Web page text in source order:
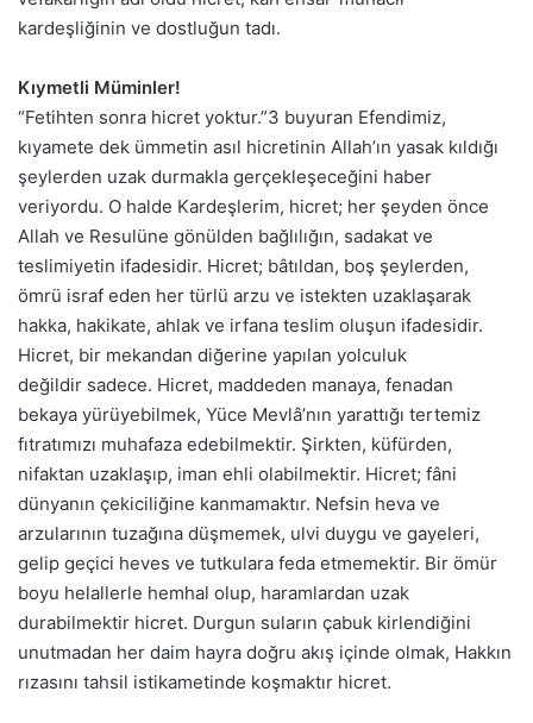
kardeşliğinin ve dostluğun tadı.
Kıymetli Müminler!
“Fetihten sonra hicret yoktur.”3 buyuran Efendimiz,
kıyamete dek ümmetin asıl hicretinin Allah’ın yasak kıldığı
şeylerden uzak durmakla gerçekleşeceğini haber
veriyordu. O halde Kardeşlerim, hicret; her şeyden önce
Allah ve Resulüne gönülden bağlılığın, sadakat ve
teslimiyetin ifadesidir. Hicret; bâtıldan, boş şeylerden,
ömrü israf eden her türlü arzu ve istekten uzaklaşarak
hakka, hakikate, ahlak ve irfana teslim oluşun ifadesidir.
Hicret, bir mekandan diğerine yapılan yolculuk
değildir sadece. Hicret, maddeden manaya, fenadan
bekaya yürüyebilmek, Yüce Mevlâ’nın yarattığı tertemiz
fıtratımızı muhafaza edebilmektir. Şirkten, küfürden,
nifaktan uzaklaşıp, iman ehli olabilmektir. Hicret; fâni
dünyanın çekiciliğine kanmamaktır. Nefsin heva ve
arzularının tuzağına düşmemek, ulvi duygu ve gayeleri,
gelip geçici heves ve tutkulara feda etmemektir. Bir ömür
boyu helallerle hemhal olup, haramlardan uzak
durabilmektir hicret. Durgun suların çabuk kirlendiğini
unutmadan her daim hayra doğru akış içinde olmak, Hakkın
rızasını tahsil istikametinde koşmaktır hicret.